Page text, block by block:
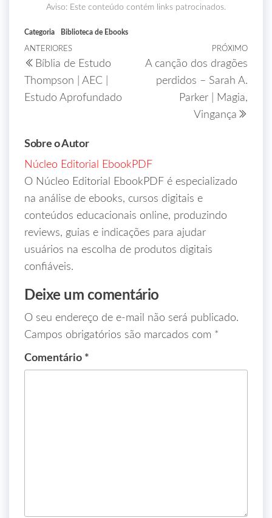
Aviso: Este conteúdo contém links patrocinados.
Categoria Biblioteca de Ebooks
ANTERIORES
Bíblia de Estudo
Thompson | AEC |
Estudo Aprofundado
PRÓXIMO
A canção dos dragões
perdidos – Sarah A.
Parker | Magia,
Vingança
Sobre o Autor
Núcleo Editorial EbookPDF
O Núcleo Editorial EbookPDF é especializado
na análise de ebooks, cursos digitais e
conteúdos educacionais online, produzindo
reviews, guias e indicações para ajudar
usuários na escolha de produtos digitais
confiáveis.
Deixe um comentário
O seu endereço de e-mail não será publicado.
Campos obrigatórios são marcados com *
Comentário *